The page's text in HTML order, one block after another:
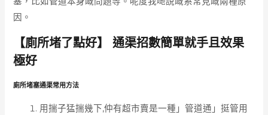
因。
【廁所堵了點好】 通渠招數簡單就手且效果
極好
廁所堵塞通渠常用方法
用揣子猛揣幾下,仲有超市賣是一種」管道通」挺管用